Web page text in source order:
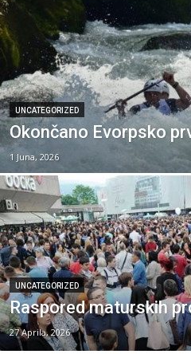
UNCATEGORIZED
Okončano Evorpsko
1 Juna, 2026
UNCATEGORIZED
Raspored maturskih
27 Aprila, 2026